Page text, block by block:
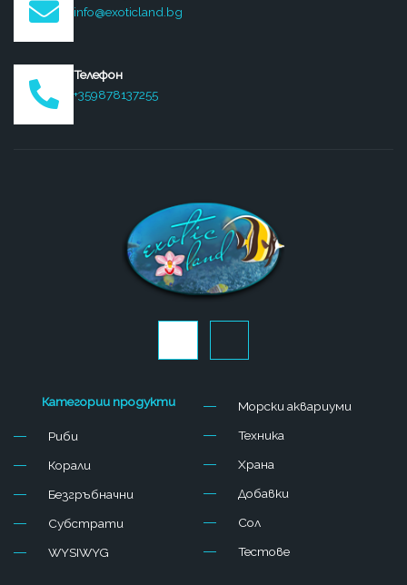
info@exoticland.bg
Телефон
+359878137255
J
i
J
i
m
Категории продукти
Риби
Корали
Безгръбначни
Субстрати
WYSIWYG
Морски аквариуми
Техника
Храна
Добавки
Сол
Тестове